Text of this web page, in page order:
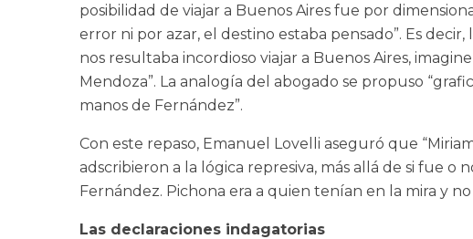
posibilidad de viajar a Buenos Aires fue por
error ni por azar, el destino estaba pensado”. Es
nos resultaba incordioso viajar a Buenos Aires,
Mendoza”. La analogía del abogado se propuso
manos de Fernández”.
Con este repaso, Emanuel Lovelli aseguró que
adscribieron a la lógica represiva, más allá de si fue o
Fernández. Pichona era a quien tenían en la mira y
Las declaraciones indagatorias